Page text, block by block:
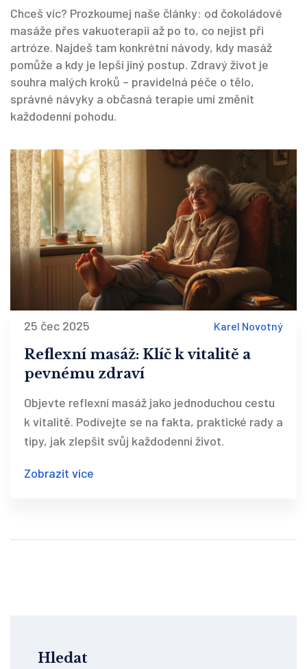
Chceš víc? Prozkoumej naše články: od čokoládové
masáže přes vakuoterapii až po to, co nejíst při
artróze. Najdeš tam konkrétní návody, kdy masáž
pomůže a kdy je lepší jiný postup. Zdravý život je
souhra malých kroků – pravidelná péče o tělo,
správné návyky a občasná terapie umí změnit
každodenní pohodu.
25 čec 2025 Karel Novotný
Reflexní masáž: Klíč k vitalitě a
pevnému zdraví
Objevte reflexní masáž jako jednoduchou cestu
k vitalitě. Podívejte se na fakta, praktické rady a
tipy, jak zlepšit svůj každodenní život.
Zobrazit více
Hledat